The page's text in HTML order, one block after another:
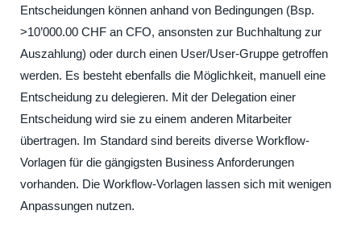
Entscheidungen können anhand von Bedingungen (Bsp.
>10’000.00 CHF an CFO, ansonsten zur Buchhaltung zur
Auszahlung) oder durch einen User/User-Gruppe getroffen
werden. Es besteht ebenfalls die Möglichkeit, manuell eine
Entscheidung zu delegieren. Mit der Delegation einer
Entscheidung wird sie zu einem anderen Mitarbeiter
übertragen. Im Standard sind bereits diverse Workflow-
Vorlagen für die gängigsten Business Anforderungen
vorhanden. Die Workflow-Vorlagen lassen sich mit wenigen
Anpassungen nutzen.